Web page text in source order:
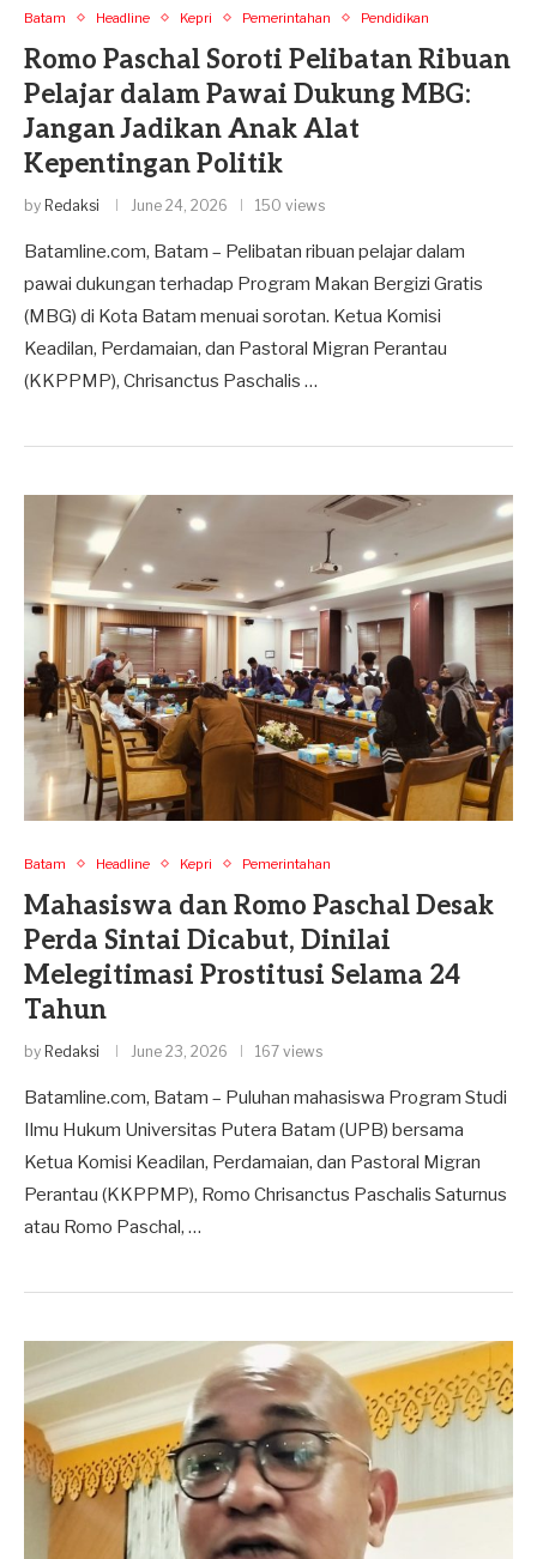
Batam Headline Kepri Pemerintahan Pendidikan
Romo Paschal Soroti Pelibatan Ribuan
Pelajar dalam Pawai Dukung MBG:
Jangan Jadikan Anak Alat
Kepentingan Politik
by Redaksi June 24, 2026 150 views
Batamline.com, Batam – Pelibatan ribuan pelajar dalam
pawai dukungan terhadap Program Makan Bergizi Gratis
(MBG) di Kota Batam menuai sorotan. Ketua Komisi
Keadilan, Perdamaian, dan Pastoral Migran Perantau
(KKPPMP), Chrisanctus Paschalis …
Batam Headline Kepri Pemerintahan
Mahasiswa dan Romo Paschal Desak
Perda Sintai Dicabut, Dinilai
Melegitimasi Prostitusi Selama 24
Tahun
by Redaksi June 23, 2026 167 views
Batamline.com, Batam – Puluhan mahasiswa Program Studi
Ilmu Hukum Universitas Putera Batam (UPB) bersama
Ketua Komisi Keadilan, Perdamaian, dan Pastoral Migran
Perantau (KKPPMP), Romo Chrisanctus Paschalis Saturnus
atau Romo Paschal, …